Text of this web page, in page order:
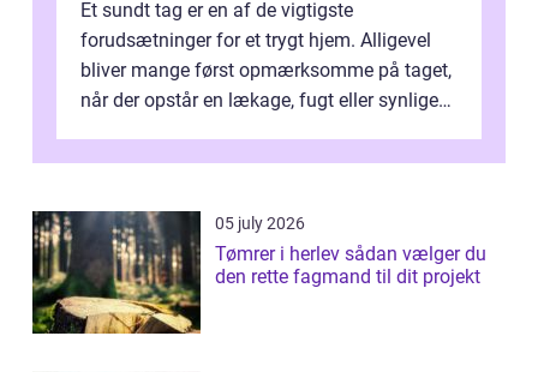
Et sundt tag er en af de vigtigste
forudsætninger for et trygt hjem. Alligevel
bliver mange først opmærksomme på taget,
når der opstår en lækage, fugt eller synlige
05 july 2026
Tømrer i herlev sådan vælger du
den rette fagmand til dit projekt